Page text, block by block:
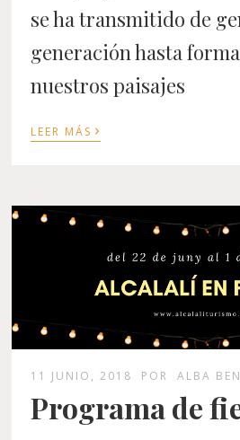
se ha transmitido de
generación hasta
nuestros paisajes
LEER MÁS ›
11 JUNIO, 2018 POR ALBA
Programa de